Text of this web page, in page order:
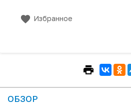
Избранное
ОБЗОР